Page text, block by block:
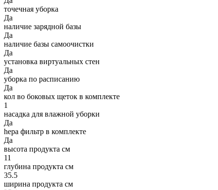
точечная уборка
Да
наличие зарядной базы
Да
наличие базы самоочистки
Да
установка виртуальных стен
Да
уборка по расписанию
Да
кол во боковых щеток в комплекте
1
насадка для влажной уборки
Да
hepa фильтр в комплекте
Да
высота продукта см
11
глубина продукта см
35.5
ширина продукта см